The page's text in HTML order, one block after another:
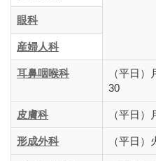
眼科
産婦人科
耳鼻咽喉科
（平日
30
皮膚科 （平日
形成外科 （平日